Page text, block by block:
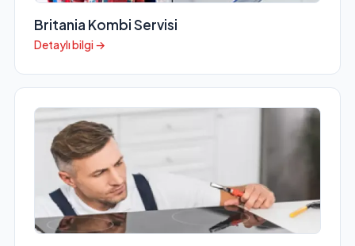
Britania Kombi Servisi
Detaylı bilgi →